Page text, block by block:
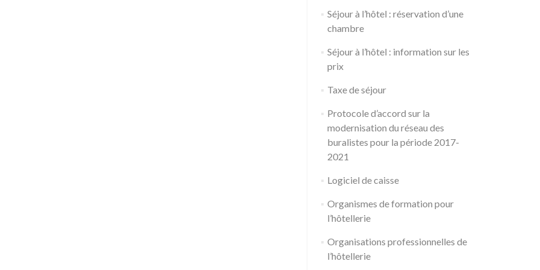
Séjour à l’hôtel : réservation d’une
chambre
Séjour à l’hôtel : information sur les
prix
Taxe de séjour
Protocole d’accord sur la
modernisation du réseau des
buralistes pour la période 2017-
2021
Logiciel de caisse
Organismes de formation pour
l’hôtellerie
Organisations professionnelles de
l’hôtellerie